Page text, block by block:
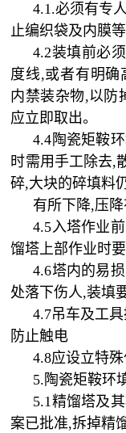
4.1.必须有专
止编织袋及内膜
4.2装填前必
度线,或者有明确
内禁装杂物,以防
应立即取出。
4.4陶瓷矩鞍
时需用手工除去,
碎,大块的碎填料
有所下降,压
4.5入塔作业
馏塔上部作业时
4.6塔内的易
处落下伤人,装填
4.7吊车及工
防止触电
4.8应设立特
5.陶瓷矩鞍环
5.1精馏塔及
案已批准,拆掉精